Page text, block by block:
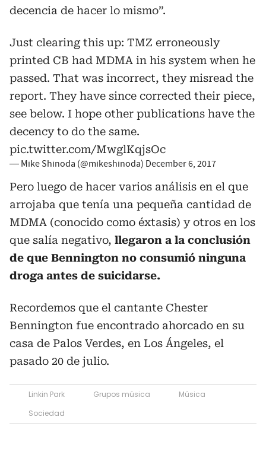
decencia de hacer lo mismo”.
Just clearing this up: TMZ erroneously
printed CB had MDMA in his system when he
passed. That was incorrect, they misread the
report. They have since corrected their piece,
see below. I hope other publications have the
decency to do the same.
pic.twitter.com/MwglKqjsOc
— Mike Shinoda (@mikeshinoda) December 6, 2017
Pero luego de hacer varios análisis en el que
arrojaba que tenía una pequeña cantidad de
MDMA (conocido como éxtasis) y otros en los
que salía negativo, llegaron a la conclusión
de que Bennington no consumió ninguna
droga antes de suicidarse.
Recordemos que el cantante Chester
Bennington fue encontrado ahorcado en su
casa de Palos Verdes, en Los Ángeles, el
pasado 20 de julio.
Linkin Park Grupos música
Música
Sociedad